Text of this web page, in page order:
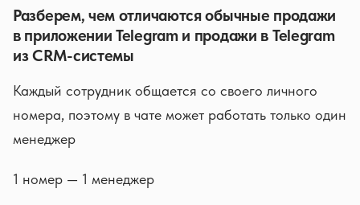
Разберем, чем отличаются обычные продажи
в приложении Telegram и продажи в Telegram
из CRM-системы
Каждый сотрудник общается со своего личного
номера, поэтому в чате может работать только один
менеджер
1 номер — 1 менеджер